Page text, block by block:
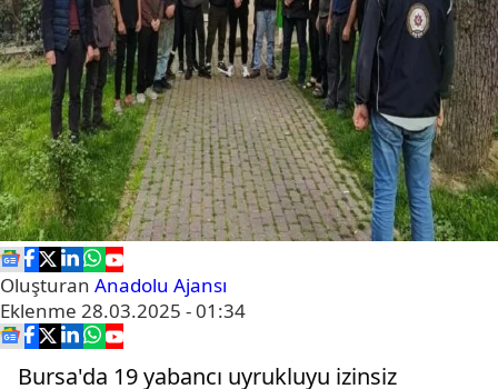
Oluşturan Anadolu Ajansı
Eklenme 28.03.2025 - 01:34
Bursa'da 19 yabancı uyrukluyu izinsiz